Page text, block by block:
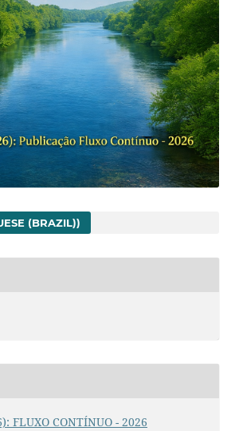
(BRAZIL))
FLUXO CONTÍNUO - 2026